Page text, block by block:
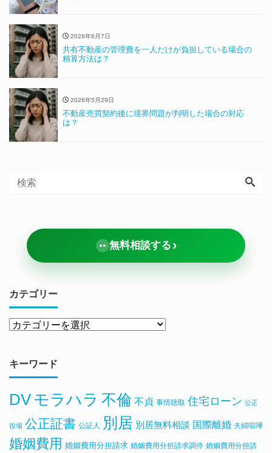
2026年6月7日
共有不動産の管理費を一人だけが負担している場合の
精算方法は？
2026年5月29日
不動産売買契約後に境界問題が判明した場合の対応
は？
無料相談する ›
カテゴリー
キーワード
DV モラハラ 不倫 不貞 事情聴取 住宅ローン 公正
役場 公正証書 公証人 別居 別居無料相談 国際離婚 夫婦喧嘩
婚姻費用 婚姻費用分担請求 婚姻費用分担請求調停 婚姻費用分担請